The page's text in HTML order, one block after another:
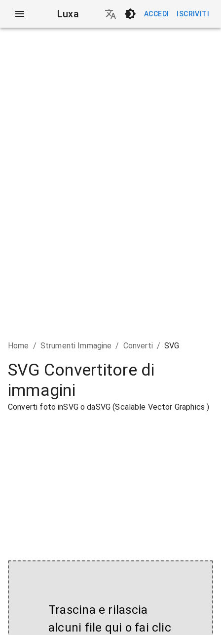
Luxa ACCEDI ISCRIVITI
Home / Strumenti Immagine / Converti / SVG
SVG Convertitore di
immagini
Converti foto inSVG o daSVG (Scalable Vector Graphics )
Trascina e rilascia
alcuni file qui o fai clic